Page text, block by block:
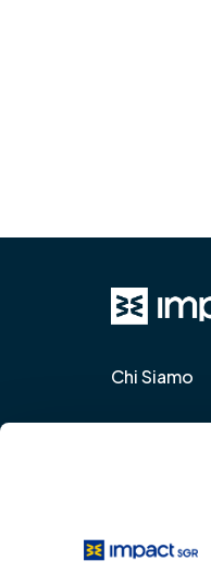
Chi Siamo
Via Filippo